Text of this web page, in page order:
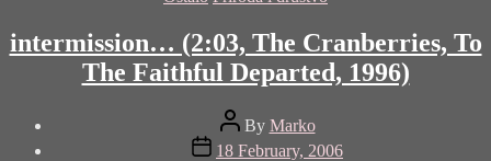
intermission… (2:03, The Cranberries, To
The Faithful Departed, 1996)
Post
author
By Marko
Post18 February, 2006